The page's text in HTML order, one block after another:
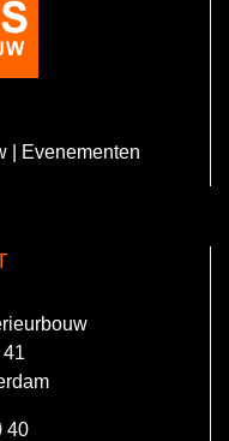
| Evenementen
40